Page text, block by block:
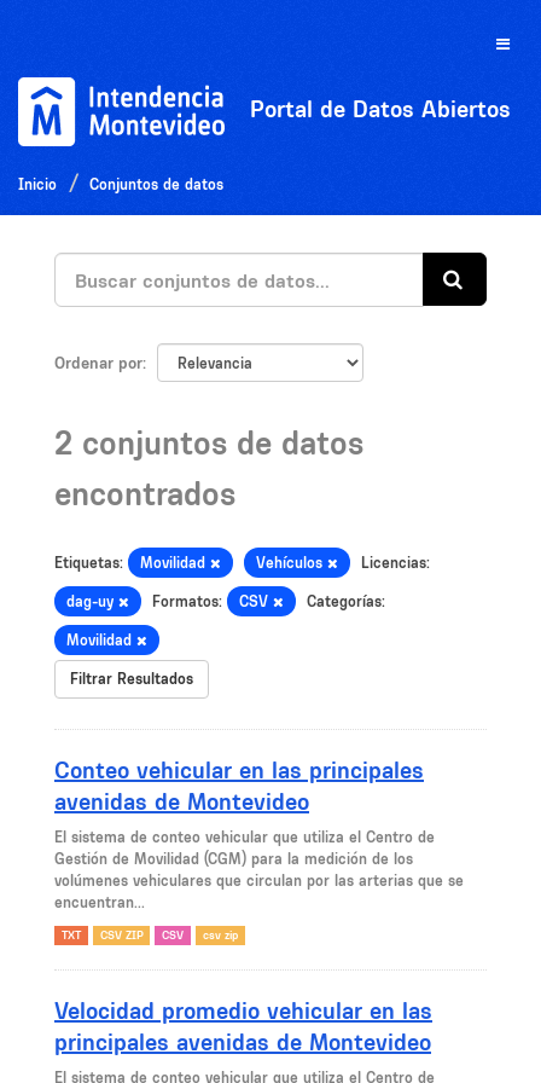
Toggle
Portal de Datos Abiertos
Inicio Conjuntos de datos
Ordenar por
2 conjuntos de datos
encontrados
Etiquetas: Movilidad Vehículos Licencias:
dag-uy Formatos: CSV Categorías:
Movilidad
Filtrar Resultados
Conteo vehicular en las principales
avenidas de Montevideo
El sistema de conteo vehicular que utiliza el Centro de
Gestión de Movilidad (CGM) para la medición de los
volúmenes vehiculares que circulan por las arterias que se
encuentran...
TXT CSV ZIP CSV csv zip
Velocidad promedio vehicular en las
principales avenidas de Montevideo
El sistema de conteo vehicular que utiliza el Centro de